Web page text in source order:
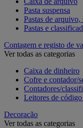
Pasta suspensa
Pastas de arquivo,
Pastas e
Contagem e registo de
Ver todas as categorias
Caixa de dinheiro
Cofre e contador/
Contadores/
Leitores de código
Decoração
Ver todas as categorias